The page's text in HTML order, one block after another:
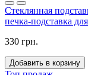
Стеклянная
печка-подставка
330 грн.
Добавить в корзину